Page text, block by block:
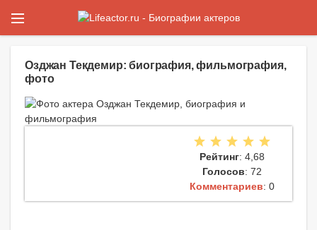
Озджан Текдемир: биография, фильмография,
фото
Рейтинг: 4,68
Голосов: 72
Комментариев: 0